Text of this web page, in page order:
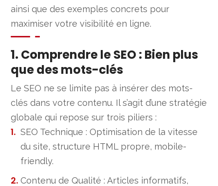
ainsi que des exemples concrets pour
maximiser votre visibilité en ligne.
1. Comprendre le SEO : Bien plus
que des mots-clés
Le SEO ne se limite pas à insérer des mots-
clés dans votre contenu. Il s’agit d’une stratégie
globale qui repose sur trois piliers :
SEO Technique : Optimisation de la vitesse
du site, structure HTML propre, mobile-
friendly.
Contenu de Qualité : Articles informatifs,